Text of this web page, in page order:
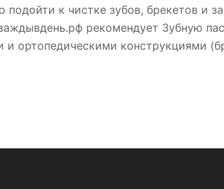
подойти к чистке зубов, брекетов и
рекомендует Зубную
ортопедическими конструкциями